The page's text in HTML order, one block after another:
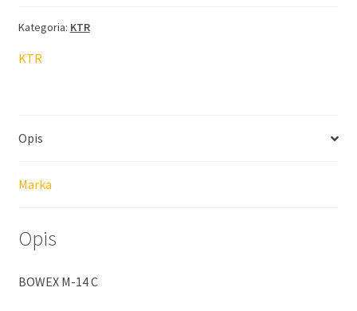
Kategoria: KTR
KTR
Opis
Marka
Opis
BOWEX M-14 C